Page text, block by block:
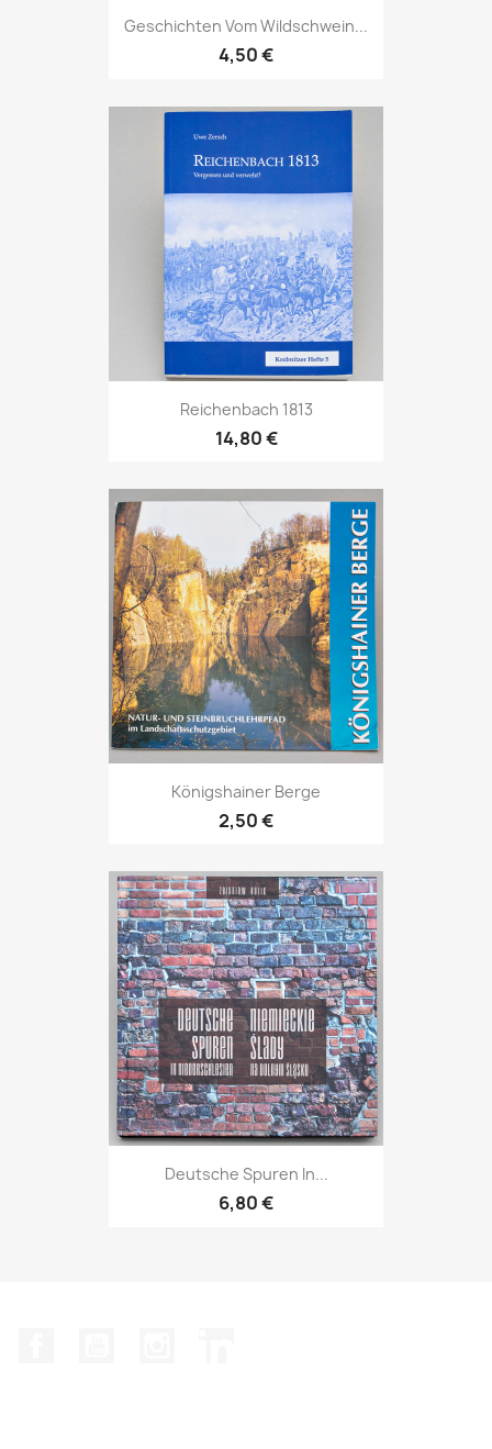
Geschichten Vom Wildschwein...
4,50 €
Reichenbach 1813
14,80 €
Königshainer Berge
2,50 €
Deutsche Spuren In...
6,80 €